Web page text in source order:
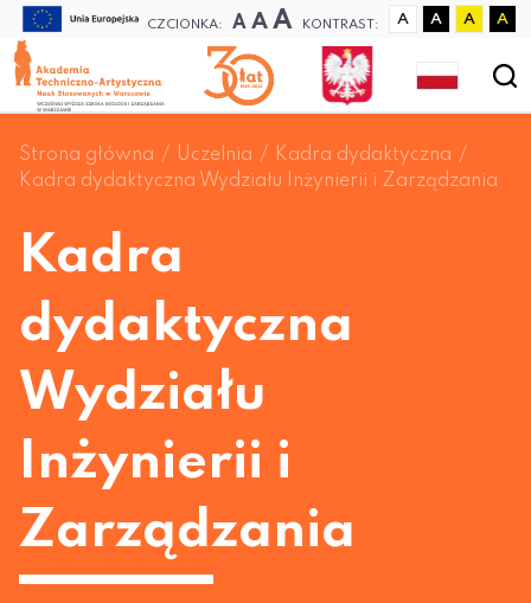
CZCIONKA: A A A KONTRAST: A A A A
Strona główna Uczelnia
Kadra dydaktyczna
Kadra dydaktyczna Wydziału Inżynierii i Zarządzania
Kadra
dydaktyczna
Wydziału
Inżynierii i
Zarządzania